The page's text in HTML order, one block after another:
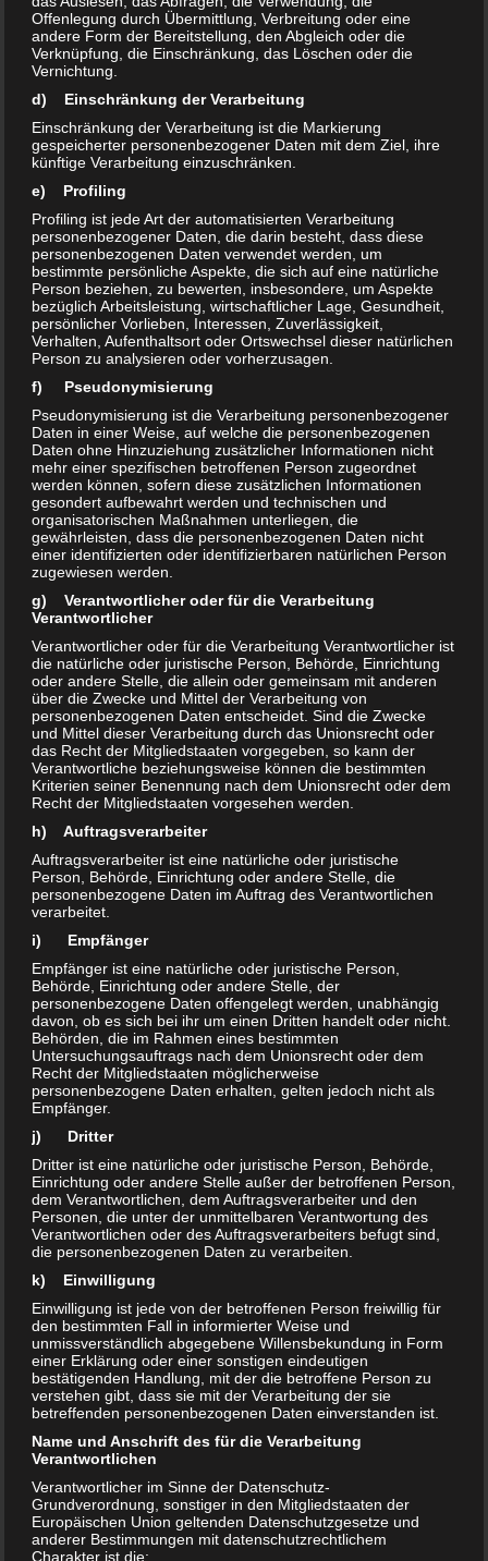
TAGESAUSFLUG/LIFESTYLE /NEWS
APRIL 21, 2022
Automobile Legenden auf der Retro
Classics 2022 Messe Stuttgart
Auf der Messe für Fahrkultur präsentieren Aussteller aus
vielen Teilen der Welt Ihre Glanzstücke. Edle Raritäten
soweit das Auge reicht. Aus allen Epochen der
Automobilgeschichte. Wir sind spontan dabei. RETRO
CLASSICS Stuttgart ist der...
ERLEBNISSE/KURZTRIP & TAGESAUSFLUG/ NATUR &
OUTDOOR/NEWS/STÄDTEREISEN
FEBRUAR 4, 2021
Spontanladen oder Ladekrimi
SPONTAN Erfahrungsbericht: Auf den ersten Blick sind
Elektroautos toll. In der Stadt sind Elektroautos
unübertroffen. Sie sind Agil, liefern überzeugende
Beschleunigungswerte, rekuperieren Energie und bieten
viele Vorteile. Außerdem bieten sie teils große Vorteile
was...
ACTION & ABENTEUER/ERLEBNISTIPPS/KURZTRIP &
TAGESAUSFLUG /NATUR & OUTDOOR
AUGUST 4, 2020
Cosplay an der Nagoldtalsperre
begleitet. Bei einem erlebnisreichen Fotoshooting. Gleich
nachdem wir uns auf einer Wiese unweit vom Wasser
niedergelassen haben, waren wir bereits die Attraktion der
Offenlegung durch Übermittlung, Verbreitung oder eine
andere Form der Bereitstellung, den Abgleich oder die
Verknüpfung, die Einschränkung, das Löschen oder die
Vernichtung.
d) Einschränkung der Verarbeitung
Einschränkung der Verarbeitung ist die Markierung
gespeicherter personenbezogener Daten mit dem Ziel, ihre
künftige Verarbeitung einzuschränken.
e) Profiling
Profiling ist jede Art der automatisierten Verarbeitung
personenbezogener Daten, die darin besteht, dass diese
personenbezogenen Daten verwendet werden, um
bestimmte persönliche Aspekte, die sich auf eine natürliche
Person beziehen, zu bewerten, insbesondere, um Aspekte
bezüglich Arbeitsleistung, wirtschaftlicher Lage, Gesundheit,
persönlicher Vorlieben, Interessen, Zuverlässigkeit,
Verhalten, Aufenthaltsort oder Ortswechsel dieser natürlichen
Person zu analysieren oder vorherzusagen.
f) Pseudonymisierung
Pseudonymisierung ist die Verarbeitung personenbezogener
Daten in einer Weise, auf welche die personenbezogenen
Daten ohne Hinzuziehung zusätzlicher Informationen nicht
mehr einer spezifischen betroffenen Person zugeordnet
werden können, sofern diese zusätzlichen Informationen
gesondert aufbewahrt werden und technischen und
organisatorischen Maßnahmen unterliegen, die
gewährleisten, dass die personenbezogenen Daten nicht
einer identifizierten oder identifizierbaren natürlichen Person
zugewiesen werden.
g) Verantwortlicher oder für die Verarbeitung
Verantwortlicher
Verantwortlicher oder für die Verarbeitung Verantwortlicher ist
die natürliche oder juristische Person, Behörde, Einrichtung
oder andere Stelle, die allein oder gemeinsam mit anderen
über die Zwecke und Mittel der Verarbeitung von
personenbezogenen Daten entscheidet. Sind die Zwecke
und Mittel dieser Verarbeitung durch das Unionsrecht oder
das Recht der Mitgliedstaaten vorgegeben, so kann der
Verantwortliche beziehungsweise können die bestimmten
Kriterien seiner Benennung nach dem Unionsrecht oder dem
Recht der Mitgliedstaaten vorgesehen werden.
h) Auftragsverarbeiter
Auftragsverarbeiter ist eine natürliche oder juristische
Person, Behörde, Einrichtung oder andere Stelle, die
personenbezogene Daten im Auftrag des Verantwortlichen
verarbeitet.
i) Empfänger
Empfänger ist eine natürliche oder juristische Person,
Behörde, Einrichtung oder andere Stelle, der
personenbezogene Daten offengelegt werden, unabhängig
davon, ob es sich bei ihr um einen Dritten handelt oder nicht.
Behörden, die im Rahmen eines bestimmten
Untersuchungsauftrags nach dem Unionsrecht oder dem
Recht der Mitgliedstaaten möglicherweise
personenbezogene Daten erhalten, gelten jedoch nicht als
Empfänger.
j) Dritter
Dritter ist eine natürliche oder juristische Person, Behörde,
Einrichtung oder andere Stelle außer der betroffenen Person,
dem Verantwortlichen, dem Auftragsverarbeiter und den
Personen, die unter der unmittelbaren Verantwortung des
Verantwortlichen oder des Auftragsverarbeiters befugt sind,
die personenbezogenen Daten zu verarbeiten.
k) Einwilligung
Einwilligung ist jede von der betroffenen Person freiwillig für
den bestimmten Fall in informierter Weise und
unmissverständlich abgegebene Willensbekundung in Form
einer Erklärung oder einer sonstigen eindeutigen
bestätigenden Handlung, mit der die betroffene Person zu
verstehen gibt, dass sie mit der Verarbeitung der sie
betreffenden personenbezogenen Daten einverstanden ist.
Name und Anschrift des für die Verarbeitung
Verantwortlichen
Verantwortlicher im Sinne der Datenschutz-
Grundverordnung, sonstiger in den Mitgliedstaaten der
Europäischen Union geltenden Datenschutzgesetze und
anderer Bestimmungen mit datenschutzrechtlichem
Charakter ist die: